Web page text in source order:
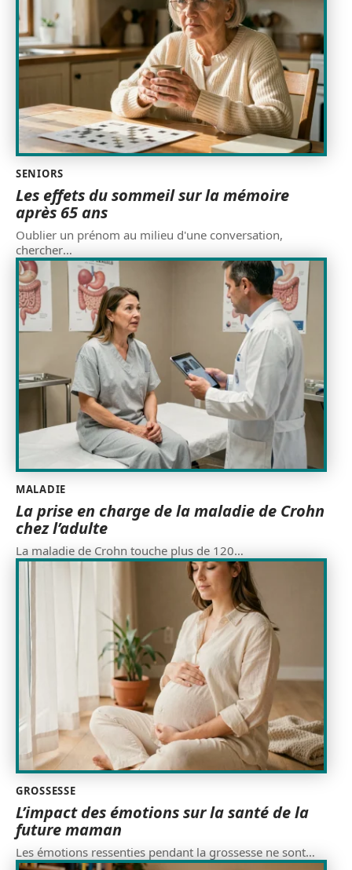
SENIORS
Les effets du sommeil sur la mémoire
après 65 ans
Oublier un prénom au milieu d'une conversation,
chercher…
MALADIE
La prise en charge de la maladie de Crohn
chez l’adulte
La maladie de Crohn touche plus de 120…
GROSSESSE
L’impact des émotions sur la santé de la
future maman
Les émotions ressenties pendant la grossesse ne sont…